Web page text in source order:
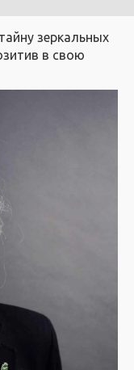
зеркальных
в свою